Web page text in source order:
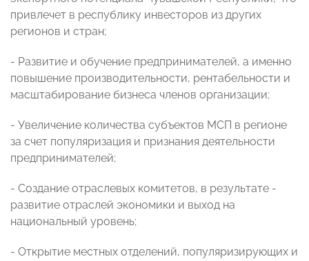
привлечет в республику инвесторов из других
регионов и стран;
- Развитие и обучение предпринимателей, а именно
повышение производительности, рентабельности и
масштабирование бизнеса членов организации;
- Увеличение количества субъектов МСП в регионе
за счет популяризация и признания деятельности
предпринимателей;
- Создание отраслевых комитетов, в результате -
развитие отраслей экономики и выход на
национальный уровень;
- Открытие местных отделений, популяризирующих и